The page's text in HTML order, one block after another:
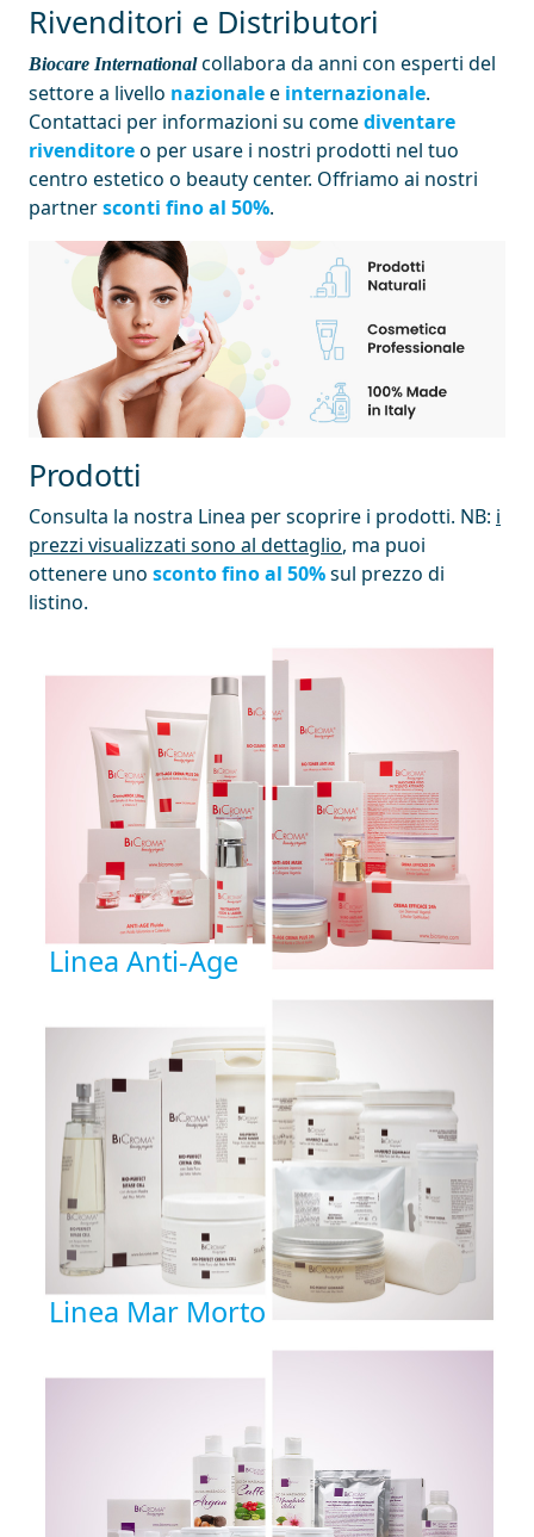
Rivenditori e Distributori
Biocare Internationalcollabora da anni con esperti del
settore a livello nazionalee internazionale.
Contattaci per informazioni su comediventare
rivenditoreo per usare i nostri prodotti nel tuo
centro estetico o beauty center. Offriamo ai nostri
partnersconti fino al 50%.
Prodotti
Consulta la nostra Linea per scoprire i prodotti. NB: i
prezzi visualizzati sono al dettaglio, ma puoi
ottenere uno sconto fino al 50%sul prezzo di
listino.
Linea Anti-Age
Linea Mar Morto